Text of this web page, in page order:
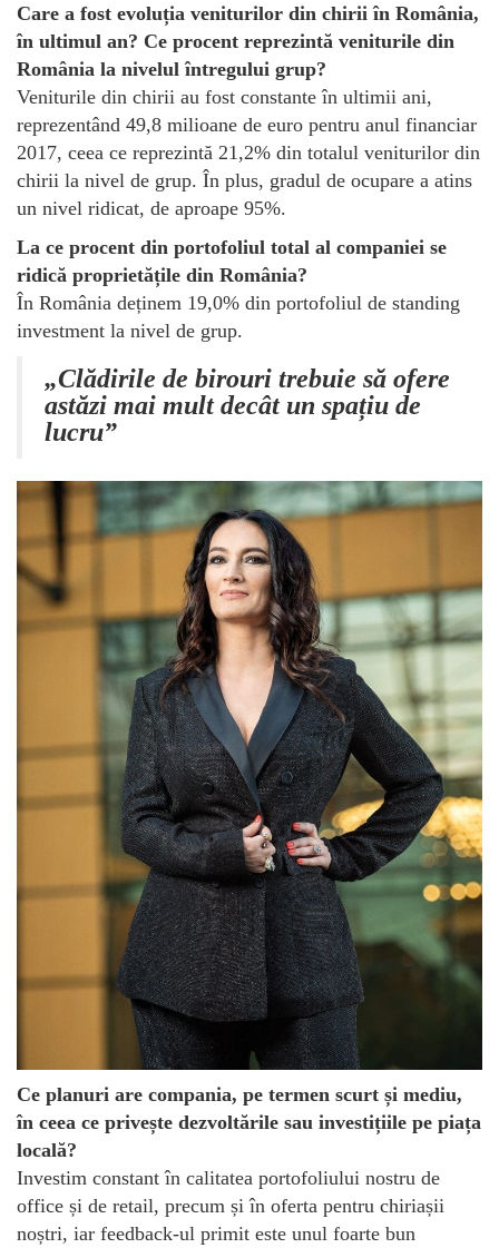
Care a fost evoluția veniturilor din chirii în România,
în ultimul an? Ce procent reprezintă veniturile din
România la nivelul întregului grup?
Veniturile din chirii au fost constante în ultimii ani,
reprezentând 49,8 milioane de euro pentru anul financiar
2017, ceea ce reprezintă 21,2% din totalul veniturilor din
chirii la nivel de grup. În plus, gradul de ocupare a atins
un nivel ridicat, de aproape 95%.
La ce procent din portofoliul total al companiei se
ridică proprietățile din România?
În România deținem 19,0% din portofoliul de standing
investment la nivel de grup.
„Clădirile de birouri trebuie să ofere
astăzi mai mult decât un spațiu de
lucru”
Ce planuri are compania, pe termen scurt și mediu,
în ceea ce privește dezvoltările sau investițiile pe piața
locală?
Investim constant în calitatea portofoliului nostru de
office și de retail, precum și în oferta pentru chiriașii
noștri, iar feedback-ul primit este unul foarte bun